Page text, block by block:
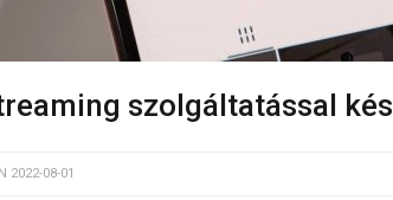
szolgáltatással
2022-08-01